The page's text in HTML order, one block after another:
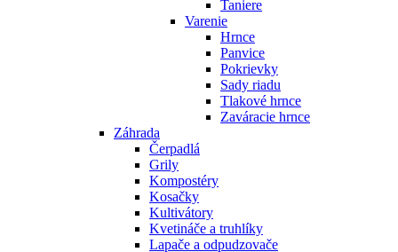
Taniere
Varenie
Hrnce
Panvice
Pokrievky
Sady riadu
Tlakové hrnce
Zaváracie hrnce
Záhrada
Čerpadlá
Grily
Kompostéry
Kosačky
Kultivátory
Kvetináče a truhlíky
Lapače a odpudzovače